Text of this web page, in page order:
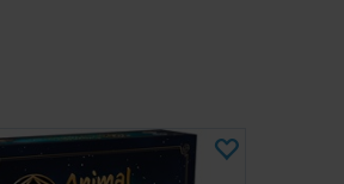
Utforska det stora havet -
av fiender, fraktioner och